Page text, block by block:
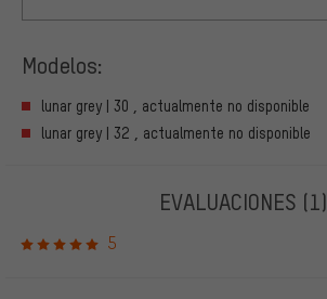
Modelos:
lunar grey | 30 , actualmente no disponible
lunar grey | 32 , actualmente no disponible
EVALUACIONES (1)
5